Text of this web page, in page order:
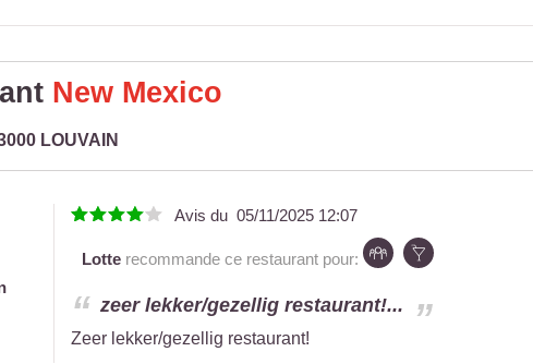
New Mexico
LOUVAIN
Avis du 05/11/2025 12:07
Lotte recommande ce restaurant pour:
zeer lekker/gezellig restaurant!...
Zeer lekker/gezellig restaurant!